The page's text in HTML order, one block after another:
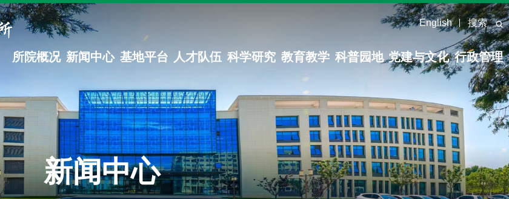
English 搜索
所院概况 新闻中心 基地平台 人才队伍 科学研究 教育教学 科普园地 党建与文化 行政管理
新闻中心